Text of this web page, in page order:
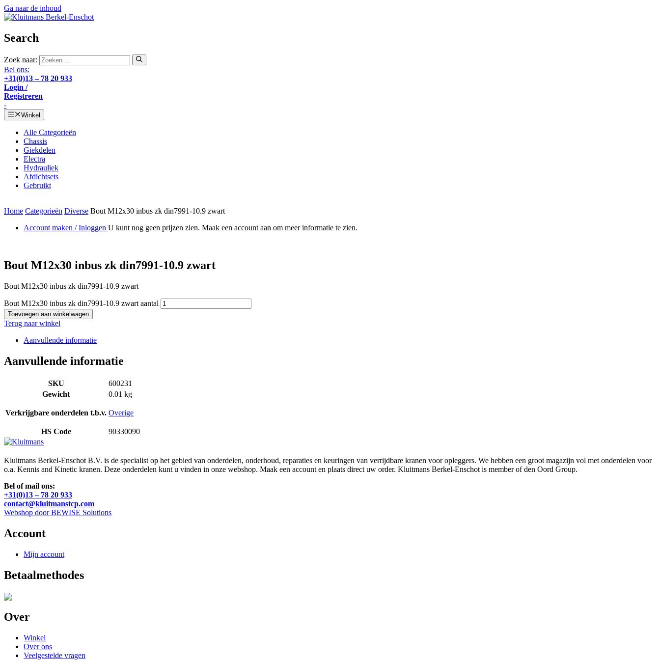
Ga naar de inhoud
Search
Zoek naar:
Bel ons:
+31(0)13 – 78 20 933
Login /
Registreren
-
Winkel
Alle Categorieën
Chassis
Giekdelen
Electra
Hydrauliek
Afdichtsets
Gebruikt
Home Categorieën Diverse Bout M12x30 inbus zk din7991-10.9 zwart
Account maken / Inloggen U kunt nog geen prijzen zien. Maak een account aan om meer informatie te zien.
Bout M12x30 inbus zk din7991-10.9 zwart
Bout M12x30 inbus zk din7991-10.9 zwart
Bout M12x30 inbus zk din7991-10.9 zwart aantal
Toevoegen aan winkelwagen
Terug naar winkel
Aanvullende informatie
Aanvullende informatie
SKU
600231
Gewicht
0.01 kg
Verkrijgbare onderdelen t.b.v. Overige
HS Code 90330090
Kluitmans Berkel-Enschot B.V. is de specialist op het gebied van onderdelen, onderhoud, reparaties en keuringen van verrijdbare kranen voor opleggers. We hebben een groot magazijn vol met onderdelen voor
o.a. Kennis and Kinetic kranen. Deze onderdelen kunt u vinden in onze webshop. Maak een account en plaats direct uw order. Kluitmans Berkel-Enschot is member of den Oord Group.
Bel of mail ons:
+31(0)13 – 78 20 933
contact@kluitmanstcp.com
Webshop door BEWISE Solutions
Account
Mijn account
Betaalmethodes
Over
Winkel
Over ons
Veelgestelde vragen